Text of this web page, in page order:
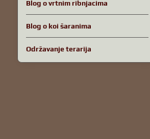
Blog o vrtnim ribnjacima
Blog o koi šaranima
Održavanje terarija